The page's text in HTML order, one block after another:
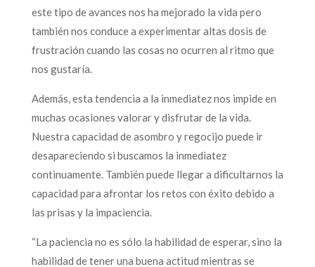
este tipo de avances nos ha mejorado la vida pero
también nos conduce a experimentar altas dosis de
frustración cuando las cosas no ocurren al ritmo que
nos gustaría.
Además, esta tendencia a la inmediatez nos impide en
muchas ocasiones valorar y disfrutar de la vida.
Nuestra capacidad de asombro y regocijo puede ir
desapareciendo si buscamos la inmediatez
continuamente. También puede llegar a dificultarnos la
capacidad para afrontar los retos con éxito debido a
las prisas y la impaciencia.
“La paciencia no es sólo la habilidad de esperar, sino la
habilidad de tener una buena actitud mientras se